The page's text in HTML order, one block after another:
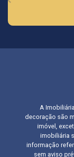
A
decoração são
imóvel,
imobiliária
informação
sem aviso